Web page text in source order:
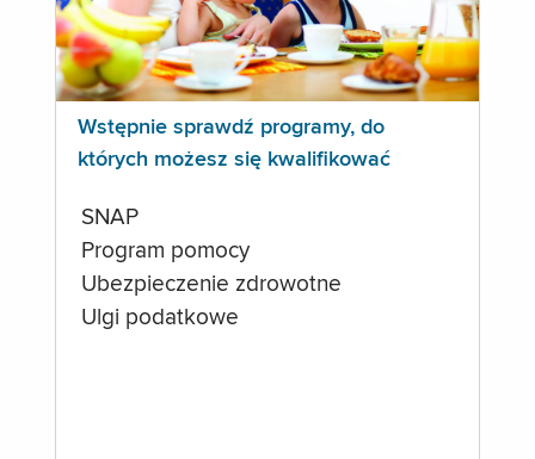
Wstępnie sprawdź programy, do
których możesz się kwalifikować
SNAP
Program pomocy
Ubezpieczenie zdrowotne
Ulgi podatkowe